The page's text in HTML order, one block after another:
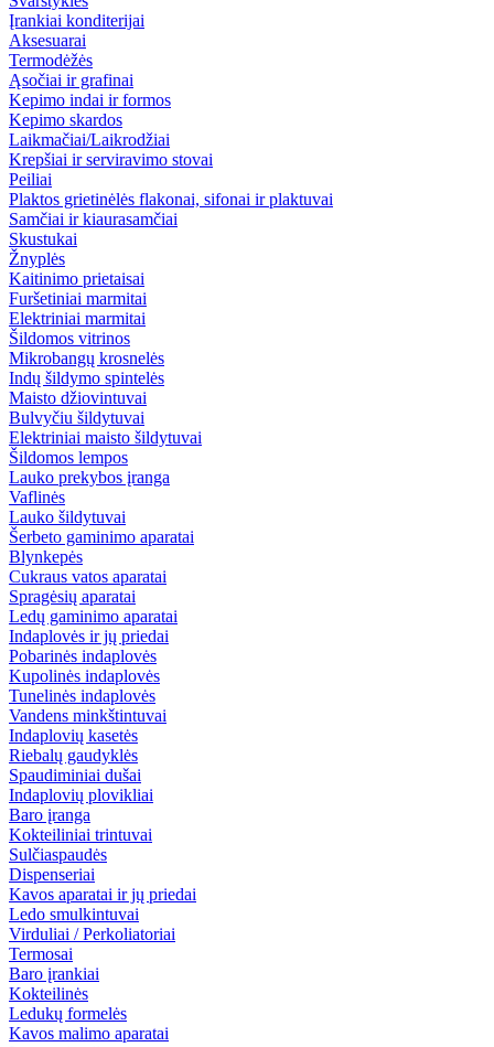
Įrankiai konditerijai
Aksesuarai
Termodėžės
Ąsočiai ir grafinai
Kepimo indai ir formos
Kepimo skardos
Laikmačiai/Laikrodžiai
Krepšiai ir serviravimo stovai
Peiliai
Plaktos grietinėlės flakonai, sifonai ir plaktuvai
Samčiai ir kiaurasamčiai
Skustukai
Žnyplės
Kaitinimo prietaisai
Furšetiniai marmitai
Elektriniai marmitai
Šildomos vitrinos
Mikrobangų krosnelės
Indų šildymo spintelės
Maisto džiovintuvai
Bulvyčiu šildytuvai
Elektriniai maisto šildytuvai
Šildomos lempos
Lauko prekybos įranga
Vaflinės
Lauko šildytuvai
Šerbeto gaminimo aparatai
Blynkepės
Cukraus vatos aparatai
Spragėsių aparatai
Ledų gaminimo aparatai
Indaplovės ir jų priedai
Pobarinės indaplovės
Kupolinės indaplovės
Tunelinės indaplovės
Vandens minkštintuvai
Indaplovių kasetės
Riebalų gaudyklės
Spaudiminiai dušai
Indaplovių plovikliai
Baro įranga
Kokteiliniai trintuvai
Sulčiaspaudės
Dispenseriai
Kavos aparatai ir jų priedai
Ledo smulkintuvai
Virduliai / Perkoliatoriai
Termosai
Baro įrankiai
Kokteilinės
Ledukų formelės
Kavos malimo aparatai